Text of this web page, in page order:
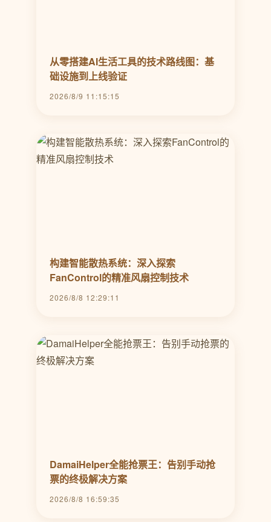
从零搭建AI生活工具的技术路线图：基
础设施到上线验证
2026/8/9 11:15:15
构建智能散热系统：深入探索
FanControl的精准风扇控制技术
2026/8/8 12:29:11
DamaiHelper全能抢票王：告别手动抢
票的终极解决方案
2026/8/8 16:59:35